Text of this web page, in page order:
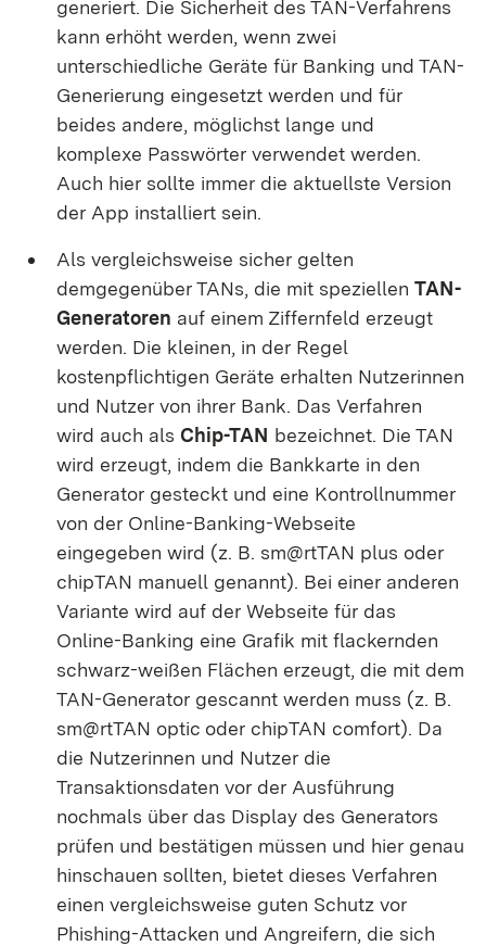
generiert. Die Sicherheit des TAN-Verfahrens
kann erhöht werden, wenn zwei
unterschiedliche Geräte für Banking und TAN-
Generierung eingesetzt werden und für
beides andere, möglichst lange und
komplexe Passwörter verwendet werden.
Auch hier sollte immer die aktuellste Version
der App installiert sein.
Als vergleichsweise sicher gelten
demgegenüber TANs, die mit speziellen TAN-
Generatoren auf einem Ziffernfeld erzeugt
werden. Die kleinen, in der Regel
kostenpflichtigen Geräte erhalten Nutzerinnen
und Nutzer von ihrer Bank. Das Verfahren
wird auch als Chip-TAN bezeichnet. Die TAN
wird erzeugt, indem die Bankkarte in den
Generator gesteckt und eine Kontrollnummer
von der Online-Banking-Webseite
eingegeben wird (z. B. sm@rtTAN plus oder
chipTAN manuell genannt). Bei einer anderen
Variante wird auf der Webseite für das
Online-Banking eine Grafik mit flackernden
schwarz-weißen Flächen erzeugt, die mit dem
TAN-Generator gescannt werden muss (z. B.
sm@rtTAN optic oder chipTAN comfort). Da
die Nutzerinnen und Nutzer die
Transaktionsdaten vor der Ausführung
nochmals über das Display des Generators
prüfen und bestätigen müssen und hier genau
hinschauen sollten, bietet dieses Verfahren
einen vergleichsweise guten Schutz vor
Phishing-Attacken und Angreifern, die sich